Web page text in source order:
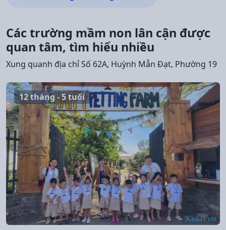
Các trường mầm non lân cận được
quan tâm, tìm hiểu nhiều
Xung quanh địa chỉ Số 62A, Huỳnh Mẫn Đạt, Phường 19
12 tháng - 5 tuổi